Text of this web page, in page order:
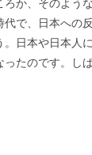
で、日本への反
日本や日本人に
ったのです。し